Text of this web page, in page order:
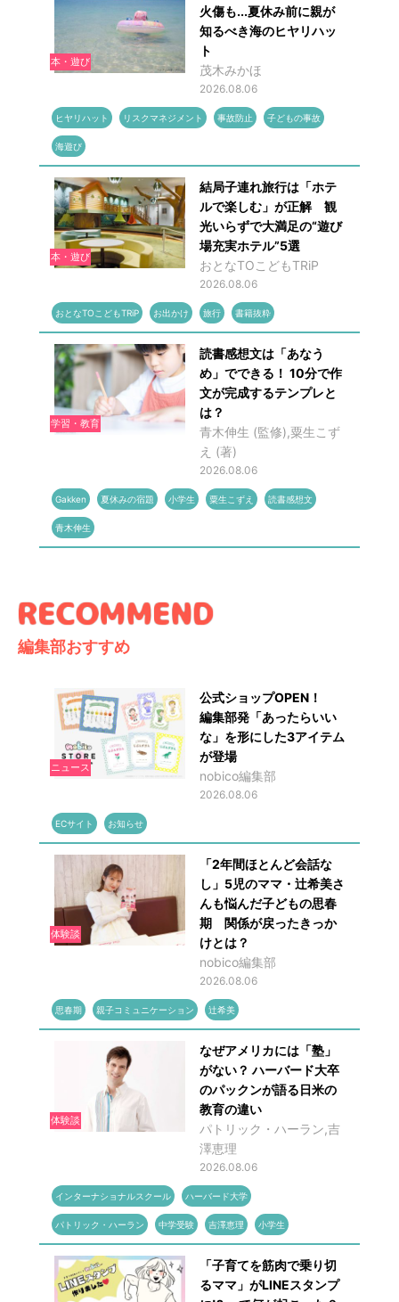
本・遊び
火傷も...夏休み前に親が
知るべき海のヒヤリハッ
ト
茂木みかほ
2026.08.06
ヒヤリハット リスクマネジメント 事故防止 子どもの事故
海遊び
本・遊び
結局子連れ旅行は「ホテ
ルで楽しむ」が正解 観
光いらずで大満足の“遊び
場充実ホテル”5選
おとなTOこどもTRiP
2026.08.06
おとなTOこどもTRiP お出かけ 旅行 書籍抜粋
学習・教育
読書感想文は「あなう
め」でできる！ 10分で作
文が完成するテンプレと
は？
青木伸生 (監修),粟生こず
え (著)
2026.08.06
Gakken 夏休みの宿題 小学生 粟生こずえ 読書感想文
青木伸生
編集部おすすめ
ニュース
公式ショップOPEN！
編集部発「あったらいい
な」を形にした3アイテム
が登場
nobico編集部
2026.08.06
ECサイト お知らせ
体験談
「2年間ほとんど会話な
し」5児のママ・辻希美さ
んも悩んだ子どもの思春
期 関係が戻ったきっか
けとは？
nobico編集部
2026.08.06
思春期 親子コミュニケーション 辻希美
体験談
なぜアメリカには「塾」
がない？ ハーバード大卒
のパックンが語る日米の
教育の違い
パトリック・ハーラン,吉
澤恵理
2026.08.06
インターナショナルスクール ハーバード大学
パトリック・ハーラン 中学受験 吉澤恵理 小学生
「子育てを筋肉で乗り切
るママ」がLINEスタンプ